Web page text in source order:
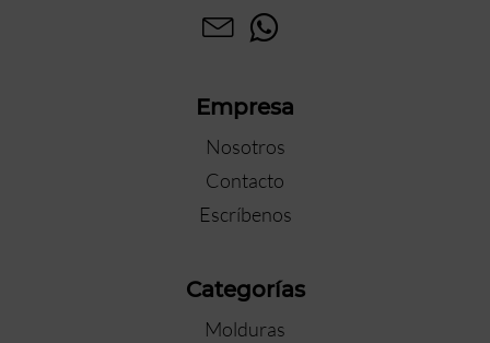
Empresa
Nosotros
Contacto
Escríbenos
Categorías
Molduras